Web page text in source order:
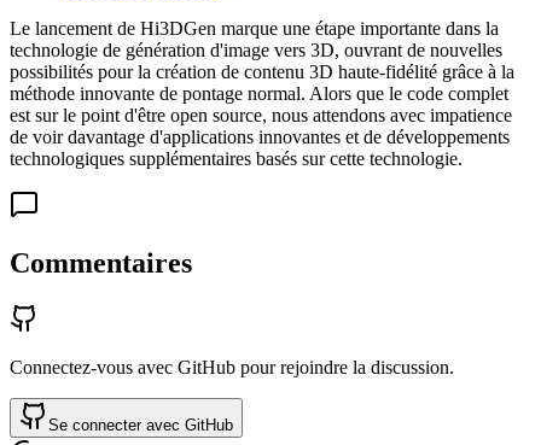
Le lancement de Hi3DGen marque une étape importante dans la
technologie de génération d'image vers 3D, ouvrant de nouvelles
possibilités pour la création de contenu 3D haute-fidélité grâce à la
méthode innovante de pontage normal. Alors que le code complet
est sur le point d'être open source, nous attendons avec impatience
de voir davantage d'applications innovantes et de développements
technologiques supplémentaires basés sur cette technologie.
Commentaires
Connectez-vous avec GitHub pour rejoindre la discussion.
Se connecter avec GitHub